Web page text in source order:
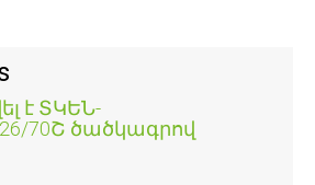
է ՏԿԵՆ-
70Շ ծածկագրով